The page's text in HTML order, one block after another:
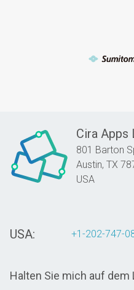
Cira Apps
801 Barton
Austin, TX
USA
USA: +1-202-747-
Halten Sie mich auf dem